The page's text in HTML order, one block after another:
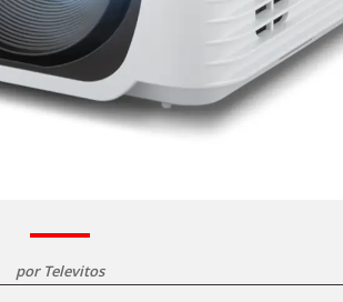
por Televitos